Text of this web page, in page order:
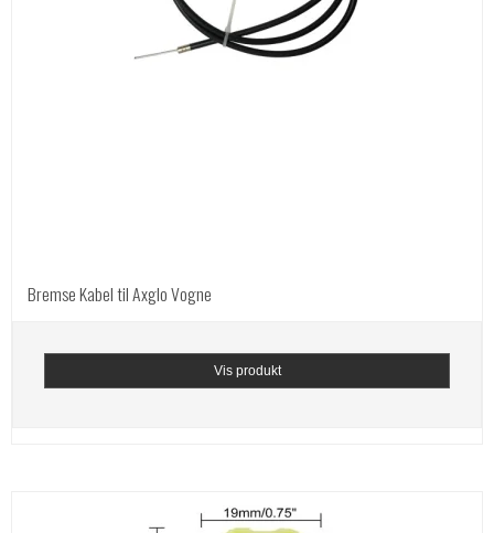
Bremse Kabel til Axglo Vogne
Vis produkt